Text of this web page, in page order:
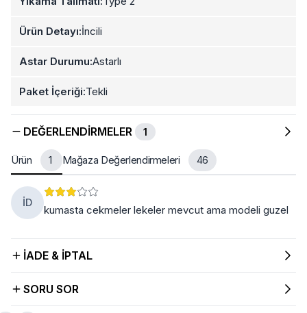
Ürün Detayı:İncili
Astar Durumu:Astarlı
Paket İçeriği:Tekli
DEĞERLENDIRMELER 1
Ürün 1 Mağaza Değerlendirmeleri 46
İD
kumasta cekmeler lekeler mevcut ama modeli guzel
İADE & İPTAL
SORU SOR